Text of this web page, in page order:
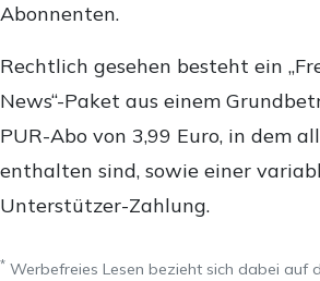
Abonnenten.
Rechtlich gesehen besteht ein
News“-Paket aus einem
PUR-Abo von 3,99 Euro, in dem
enthalten sind, sowie einer
Unterstützer-Zahlung.
* Werbefreies Lesen bezieht sich dabei auf